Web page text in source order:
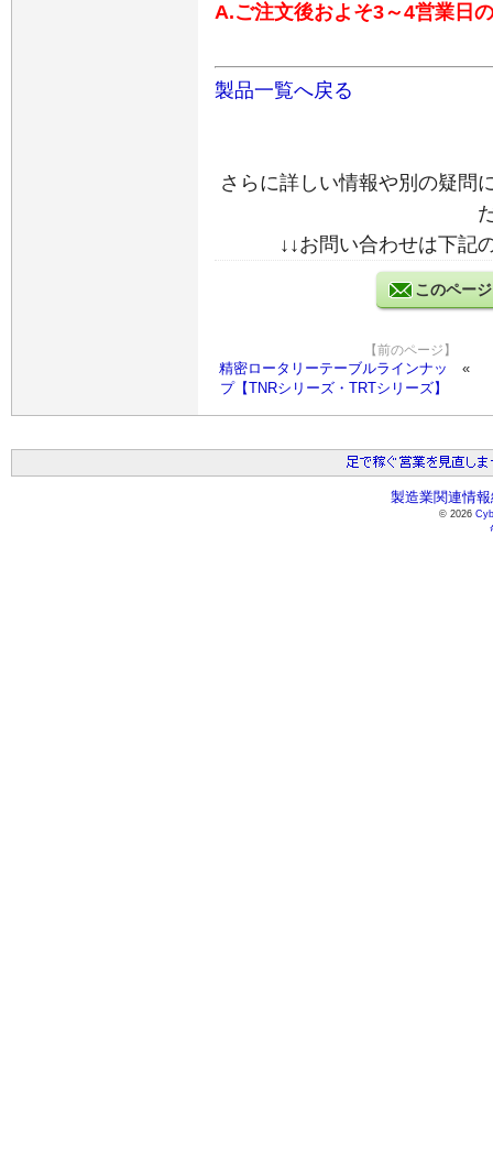
A.ご注文後およそ3～4営業日
製品一覧へ戻る
さらに詳しい情報や別の疑問
↓↓お問い合わせは下記
このペー
【前のページ】
精密ロータリーテーブルラインナッ
プ【TNRシリーズ・TRTシリーズ】
製造業関連情
© 2026